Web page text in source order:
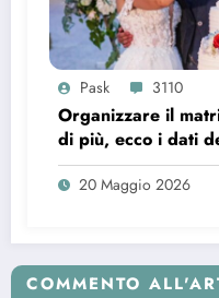
Pask 3110
Organizzare il
di più, ecco i dati
20 Maggio 2026
COMMENTO